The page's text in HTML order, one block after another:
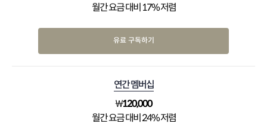
월간 요금 대비 17% 저렴
유료 구독하기
연간 멤버십
₩120,000
월간 요금 대비 24% 저렴